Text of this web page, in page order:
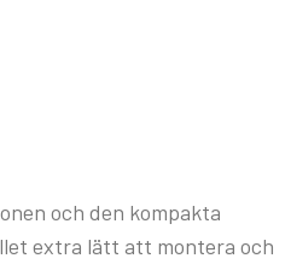
och den kompakta
extra lätt att montera och